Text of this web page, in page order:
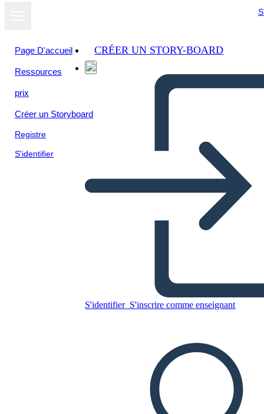
Page D'accueil
Ressources
prix
Créer un Storyboard
Registre
S'identifier
CRÉER UN STORY-BOARD
S'identifier S'inscrire comme enseignant
Nativi Americani
CRÉER UN STORYBOARD
LIRE LE DIAPORAMA
LIS-MOI